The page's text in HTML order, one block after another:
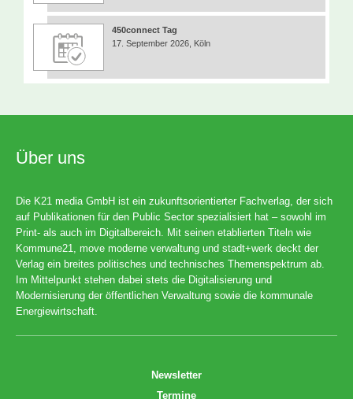
450connect Tag
17. September 2026, Köln
Über uns
Die K21 media GmbH ist ein zukunftsorientierter Fachverlag, der sich
auf Publikationen für den Public Sector spezialisiert hat – sowohl im
Print- als auch im Digitalbereich. Mit seinen etablierten Titeln wie
Kommune21, move moderne verwaltung und stadt+werk deckt der
Verlag ein breites politisches und technisches Themenspektrum ab.
Im Mittelpunkt stehen dabei stets die Digitalisierung und
Modernisierung der öffentlichen Verwaltung sowie die kommunale
Energiewirtschaft.
Newsletter
Termine